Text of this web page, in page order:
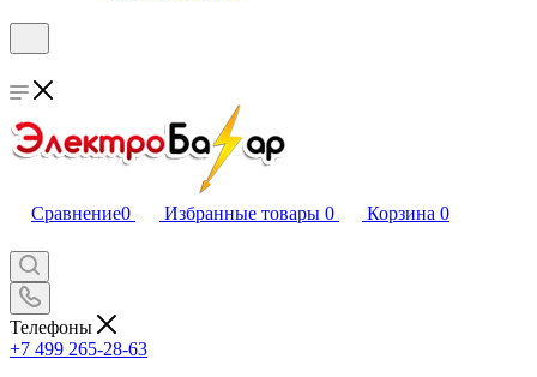
Сравнение0 Избранные товары 0 Корзина 0
Телефоны
+7 499 265-28-63